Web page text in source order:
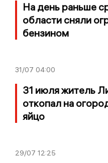
На день раньше
области сняли
бензином
31/07 04:00
31 июля житель
откопал на
яйцо
29/07 12:25